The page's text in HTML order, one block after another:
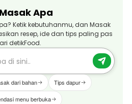
Masak Apa
Ketik kebutuhanmu, dan Masak
resep, ide dan tips paling pas
detikFood.
dari bahan Tips dapur
menu berbuka